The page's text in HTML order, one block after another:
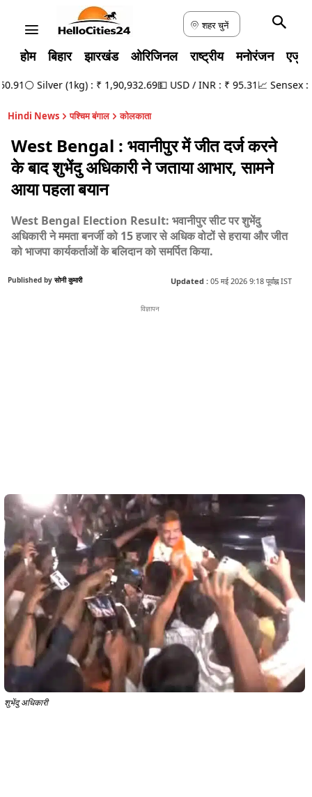
शहर चुनें
होम बिहार झारखंड ओरिजिनल राष्ट्रीय मनोरंजन
⚪ Silver (1kg) : ₹ 1,90,932.69💵 USD / INR : ₹ 95.31📈 Sensex :
Hindi News पश्चिम बंगाल कोलकाता
West Bengal : भवानीपुर में जीत दर्ज करने
के बाद शुभेंदु अधिकारी ने जताया आभार, सामने
आया पहला बयान
West Bengal Election Result: भवानीपुर सीट पर शुभेंदु
अधिकारी ने ममता बनर्जी को 15 हजार से अधिक वोटों से हराया और जीत
को भाजपा कार्यकर्ताओं के बलिदान को समर्पित किया.
Published by सोनी कुमारी Updated : 05 मई 2026 9:18 पूर्वाह्न IST
विज्ञापन
शुभेंदु अधिकारी